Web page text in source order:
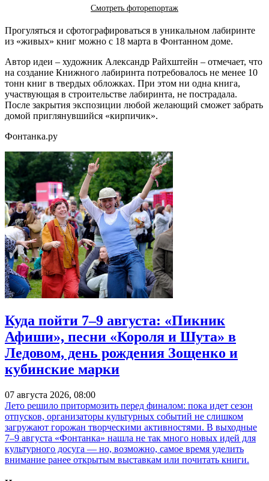
Смотреть фоторепортаж
Прогуляться и сфотографироваться в уникальном лабиринте
из «живых» книг можно с 18 марта в Фонтанном доме.
Автор идеи – художник Александр Райхштейн – отмечает, что
на создание Книжного лабиринта потребовалось не менее 10
тонн книг в твердых обложках. При этом ни одна книга,
участвующая в строительстве лабиринта, не пострадала.
После закрытия экспозиции любой желающий сможет забрать
домой приглянувшийся «кирпичик».
Фонтанка.ру
Куда пойти 7–9 августа: «Пикник
Афиши», песни «Короля и Шута» в
Ледовом, день рождения Зощенко и
кубинские марки
07 августа 2026, 08:00
Лето решило притормозить перед финалом: пока идет сезон
отпусков, организаторы культурных событий не слишком
загружают горожан творческими активностями. В выходные
7–9 августа «Фонтанка» нашла не так много новых идей для
культурного досуга — но, возможно, самое время уделить
внимание ранее открытым выставкам или почитать книги.